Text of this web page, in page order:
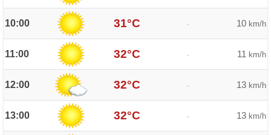
10:00 31°C - 10 km/h
11:00 32°C - 11 km/h
12:00 32°C - 13 km/h
13:00 32°C - 13 km/h